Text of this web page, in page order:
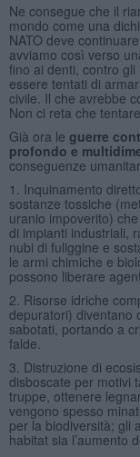
Ne consegue che il
mondo come una
NATO deve
avviamo così verso
fino ai denti, contro
essere tentati di
civile. Il che avrebbe
Non ci reta che
Già ora le guerre
profondo e
conseguenze
1. Inquinamento
sostanze tossiche
uranio impoverito)
di impianti industriali,
nubi di fuliggine e
le armi chimiche e
possono liberare
2. Risorse idriche
depuratori) diventano
sabotati, portando a
falde.
3. Distruzione di
disboscate per motivi
truppe, ottenere
vengono spesso
per la biodiversità; gli
habitat sia l’aumento